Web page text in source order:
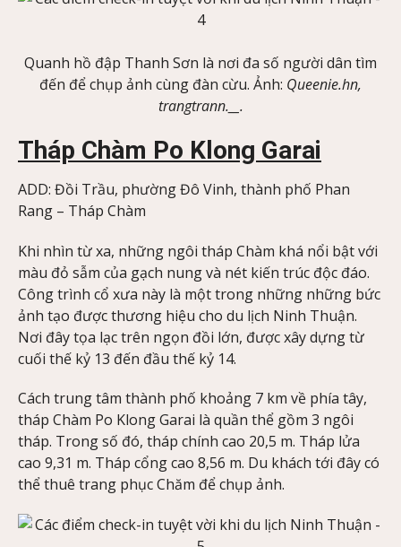
Quanh hồ đập Thanh Sơn là nơi đa số người dân tìm
đến để chụp ảnh cùng đàn cừu. Ảnh: Queenie.hn,
trangtrann.__.
Tháp Chàm Po Klong Garai
ADD: Đồi Trầu, phường Đô Vinh, thành phố Phan
Rang – Tháp Chàm
Khi nhìn từ xa, những ngôi tháp Chàm khá nổi bật với
màu đỏ sẫm của gạch nung và nét kiến trúc độc đáo.
Công trình cổ xưa này là một trong những những bức
ảnh tạo được thương hiệu cho du lịch Ninh Thuận.
Nơi đây tọa lạc trên ngọn đồi lớn, được xây dựng từ
cuối thế kỷ 13 đến đầu thế kỷ 14.
Cách trung tâm thành phố khoảng 7 km về phía tây,
tháp Chàm Po Klong Garai là quần thể gồm 3 ngôi
tháp. Trong số đó, tháp chính cao 20,5 m. Tháp lửa
cao 9,31 m. Tháp cổng cao 8,56 m. Du khách tới đây có
thể thuê trang phục Chăm để chụp ảnh.